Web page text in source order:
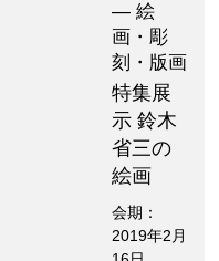
― 絵
画・彫
刻・版画
特集展
示 鈴木
省三の
絵画
会期：
2019年2月